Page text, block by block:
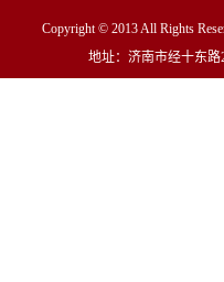
Copyright © 2013 All Rights
地址：济南市经十东路